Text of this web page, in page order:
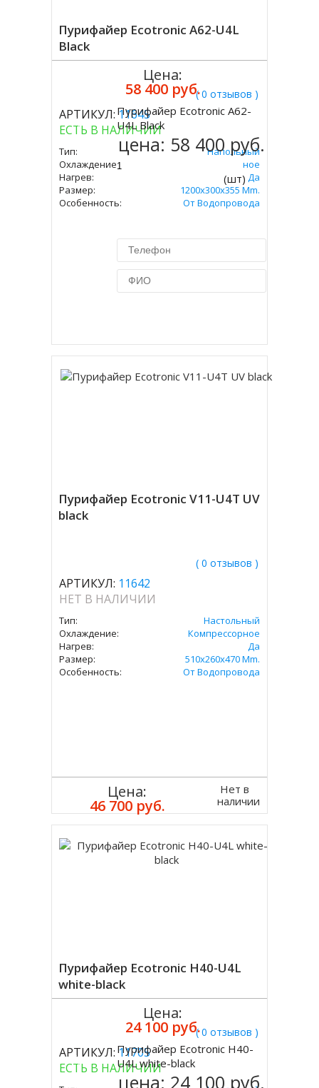
Пурифайер Ecotronic A62-U4L
Black
( 0 отзывов )
АРТИКУЛ:11645
ЕСТЬ В НАЛИЧИИ
Тип:
Напольный
Охлаждение:
Компрессорное
Нагрев:
Да
Размер:
1200x300x355 Mm.
Особенность:
От Водопровода
Цена:
58 400 руб.
Купить
Пурифайер Ecotronic A62-
U4L Black
цена: 58 400 руб.
(шт)
Пурифайер Ecotronic V11-U4T UV
black
( 0 отзывов )
АРТИКУЛ: 11642
НЕТ В НАЛИЧИИ
Тип:
Настольный
Охлаждение:
Компрессорное
Нагрев:
Да
Размер:
510x260x470 Mm.
Особенность:
От Водопровода
Цена:
46 700 руб.
Нет в
наличии
Пурифайер Ecotronic H40-U4L
white-black
( 0 отзывов )
АРТИКУЛ:11705
ЕСТЬ В НАЛИЧИИ
Цена:
24 100 руб.
Купить
Пурифайер Ecotronic H40-
U4L white-black
цена: 24 100 руб.